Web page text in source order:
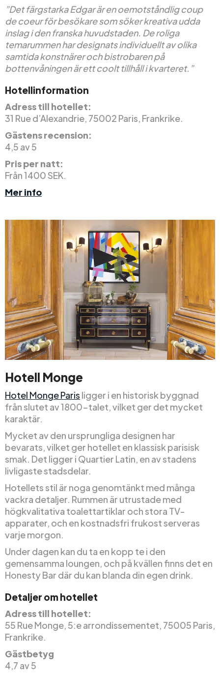
”Det färgstarka Edgar är en oemotståndlig coup
de coeur för besökare som söker kreativa udda
inslag i den franska huvudstaden. De roliga
temarummen har designats individuellt av olika
samtida konstnärer och bistrobaren på
bottenvåningen är ett coolt tillhåll i kvarteret.”
Hotellinformation
Adress till hotellet:
31 Rue d’Alexandrie, 75002 Paris, Frankrike.
Gästens recension:
4,5 av 5
Pris per natt:
Från 1400 SEK.
Mer info
Hotell Monge
Hotel Monge Paris ligger i en historisk byggnad
från slutet av 1800-talet, vilket ger det mycket
karaktär.
Mycket av den ursprungliga designen har
bevarats, vilket ger hotellet en klassisk parisisk
smak. Det ligger i Quartier Latin, en av stadens
livligaste stadsdelar.
Hotellets stil är noga genomtänkt med många
vackra detaljer. Rummen är utrustade med
högkvalitativa toalettartiklar och stora TV-
apparater, och en kostnadsfri frukost serveras
varje morgon.
Under dagen kan du ta en kopp te i den
gemensamma loungen, och på kvällen finns det en
Honesty Bar där du kan blanda din egen drink.
Detaljer om hotellet
Adress till hotellet:
55 Rue Monge, 5:e arrondissementet, 75005 Paris,
Frankrike.
Gästbetyg
4,7 av 5